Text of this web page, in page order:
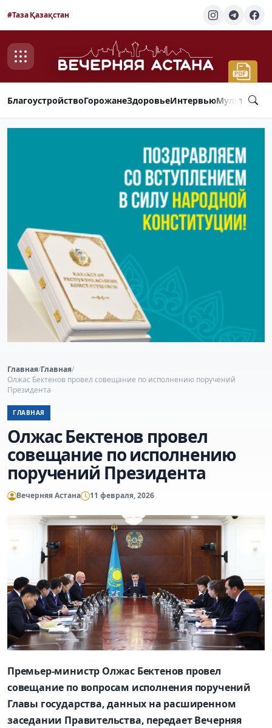
#Таза Қазақстан
БлагоустройствоГорожанеЗдоровьеИнтервью
Главная/Главная/
Олжас Бектенов провел совещание по исполнению поручений
Президента
ГЛАВНАЯ
Олжас Бектенов провел
совещание по исполнению
поручений Президента
Вечерняя Астана 11 февраля, 2026
Премьер-министр Олжас Бектенов провел
совещание по вопросам исполнения поручений
Главы государства, данных на расширенном
заседании Правительства, передает Вечерняя